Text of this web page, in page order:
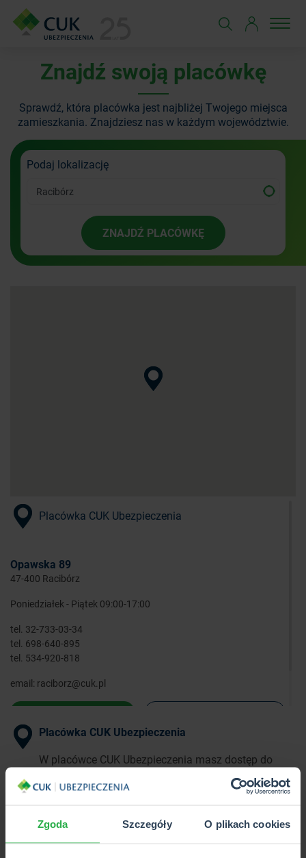
Zgoda Szczegóły O plikach cookies
Znajdź swoją placówkę
Sprawdź, która placówka jest najbliżej Twojego miejsca
zamieszkania. Znajdziesz nas w każdym województwie.
Podaj lokalizację
ZNAJDŹ PLACÓWKĘ
Placówka CUK Ubezpieczenia
Opawska 89
47-400 Racibórz
Poniedziałek - Piątek 09:00-17:00
tel. 32-733-03-34
tel. 698-640-895
tel. 534-920-818
email: raciborz@cuk.pl
Placówka CUK Ubezpieczenia
W placówce CUK Ubezpieczenia masz dostęp do
ubezpieczeniowych w 1 miejscu.
Punkt Partnerski CUK Ubezpieczenia